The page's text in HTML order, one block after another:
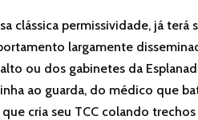
clássica permissividade, já terá
largamente
ou dos gabinetes da
ao guarda, do médico que
cria seu TCC colando